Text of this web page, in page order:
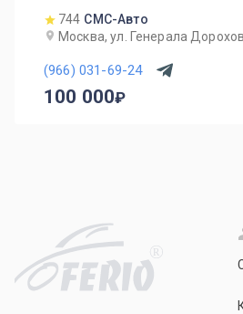
744 СМС-Авто
Москва, ул. Генерала
(966) 031-69-24
100 000
R